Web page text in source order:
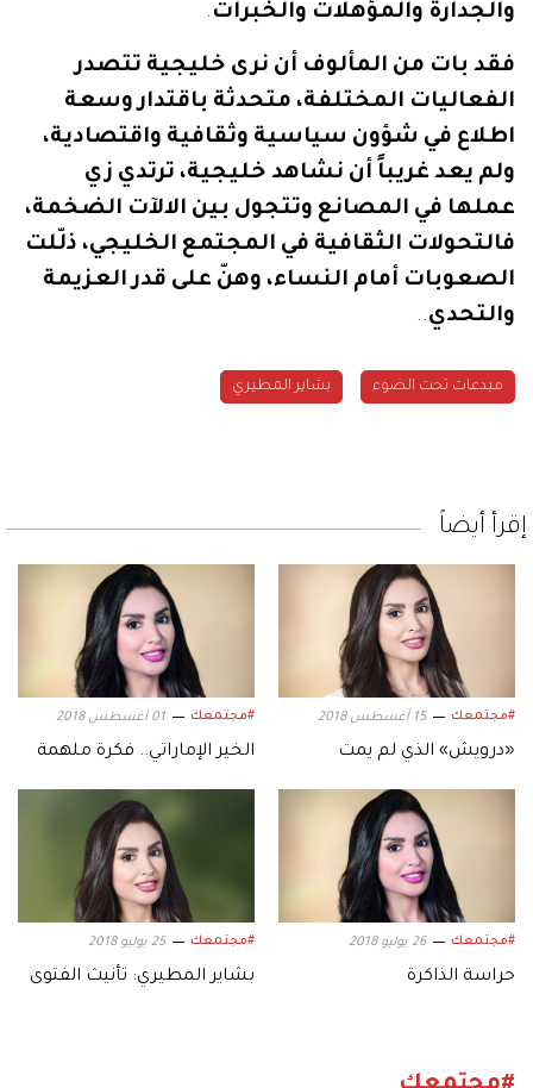
والجدارة والمؤهلات والخبرات .
فقد بات من المألوف أن نرى خليجية تتصدر
الفعاليات المختلفة، متحدثة باقتدار وسعة
اطلاع في شؤون سياسية وثقافية واقتصادية،
ولم يعد غريباً أن نشاهد خليجية، ترتدي زي
عملها في المصانع وتتجول بين الالآت الضخمة،
فالتحولات الثقافية في المجتمع الخليجي، ذلّلت
الصعوبات أمام النساء، وهنّ على قدر العزيمة
والتحدي..
مبدعات تحت الضوء بشاير المطيري
إقرأ أيضاً
#مجتمعك 15 أغسطس 2018
«درويش» الذي لم يمت
#مجتمعك 01 أغسطس 2018
الخير الإماراتي.. فكرة ملهمة
#مجتمعك 26 يوليو 2018
حراسة الذاكرة
#مجتمعك 25 يوليو 2018
بشاير المطيري: تأنيث الفتوى